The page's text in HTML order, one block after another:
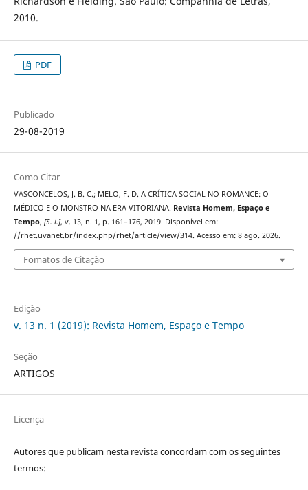
2010.
PDF
Publicado
29-08-2019
Como Citar
VASCONCELOS, J. B. C.; MELO, F. D. A CRÍTICA SOCIAL NO ROMANCE: O
MÉDICO E O MONSTRO NA ERA VITORIANA. Revista Homem, Espaço e
Tempo, [S. l.], v. 13, n. 1, p. 161–176, 2019. Disponível em:
//rhet.uvanet.br/index.php/rhet/article/view/314. Acesso em: 8 ago. 2026.
Fomatos de Citação
Edição
v. 13 n. 1 (2019): Revista Homem, Espaço e Tempo
Seção
ARTIGOS
Licença
Autores que publicam nesta revista concordam com os seguintes
termos: